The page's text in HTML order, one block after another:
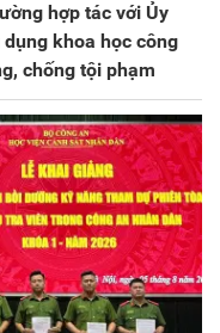
hợp tác với Ủy
khoa học công
chống tội phạm